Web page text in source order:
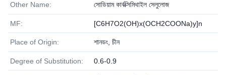
Other Name: সোডিয়াম কার্বক্সিমিথাইল সেলুলোজ
MF: [C6H7O2(OH)x(OCH2COONa)y]n
Place of Origin: শানডং, চীন
Degree of Substitution: 0.6-0.9